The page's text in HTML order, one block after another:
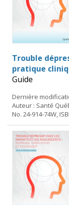
Trouble
pratique
Guide
Dernière
Auteur : Santé
No. 24-914-74W,